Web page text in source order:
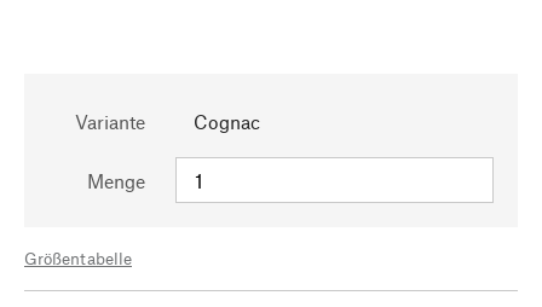
Variante Cognac
Menge
Größentabelle